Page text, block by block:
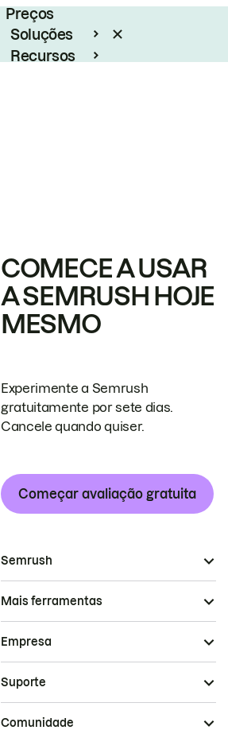
Preços
Soluções
Recursos
COMECE A USAR
A SEMRUSH HOJE
MESMO
Experimente a Semrush
gratuitamente por sete dias.
Cancele quando quiser.
Começar avaliação gratuita
Semrush
Mais ferramentas
Empresa
Suporte
Comunidade